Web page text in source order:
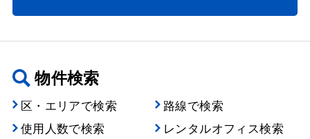
物件検索
区・エリアで検索
路線で検索
使用人数で検索
レンタルオフィス検索